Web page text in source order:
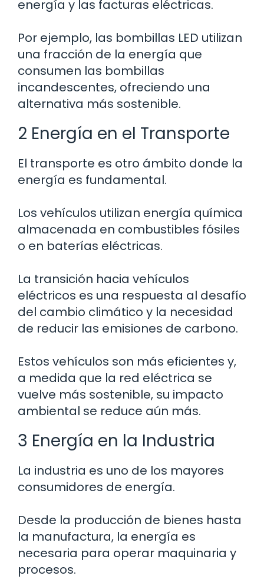
energía y las facturas eléctricas.
Por ejemplo, las bombillas LED utilizan
una fracción de la energía que
consumen las bombillas
incandescentes, ofreciendo una
alternativa más sostenible.
2 Energía en el Transporte
El transporte es otro ámbito donde la
energía es fundamental.
Los vehículos utilizan energía química
almacenada en combustibles fósiles
o en baterías eléctricas.
La transición hacia vehículos
eléctricos es una respuesta al desafío
del cambio climático y la necesidad
de reducir las emisiones de carbono.
Estos vehículos son más eficientes y,
a medida que la red eléctrica se
vuelve más sostenible, su impacto
ambiental se reduce aún más.
3 Energía en la Industria
La industria es uno de los mayores
consumidores de energía.
Desde la producción de bienes hasta
la manufactura, la energía es
necesaria para operar maquinaria y
procesos.